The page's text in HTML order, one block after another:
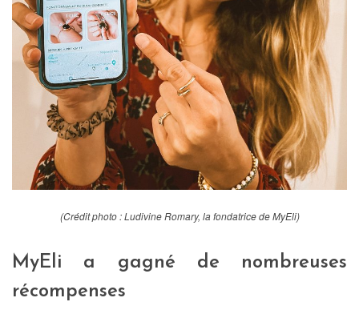
(Crédit photo : Ludivine Romary, la fondatrice de MyEli)
MyEli a gagné de nombreuses
récompenses